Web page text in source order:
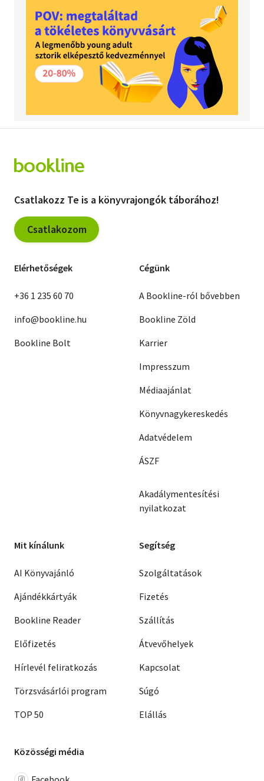
Csatlakozz Te is a könyvrajongók táborához!
Csatlakozom
Elérhetőségek
+36 1 235 60 70
info@bookline.hu
Bookline Bolt
Cégünk
A Bookline-ról bővebben
Bookline Zöld
Karrier
Impresszum
Médiaajánlat
Könyvnagykereskedés
Adatvédelem
ÁSZF
Akadálymentesítési
nyilatkozat
Mit kínálunk
AI Könyvajánló
Ajándékkártyák
Bookline Reader
Előfizetés
Hírlevél feliratkozás
Törzsvásárlói program
TOP 50
Segítség
Szolgáltatások
Fizetés
Szállítás
Átvevőhelyek
Kapcsolat
Súgó
Elállás
Közösségi média